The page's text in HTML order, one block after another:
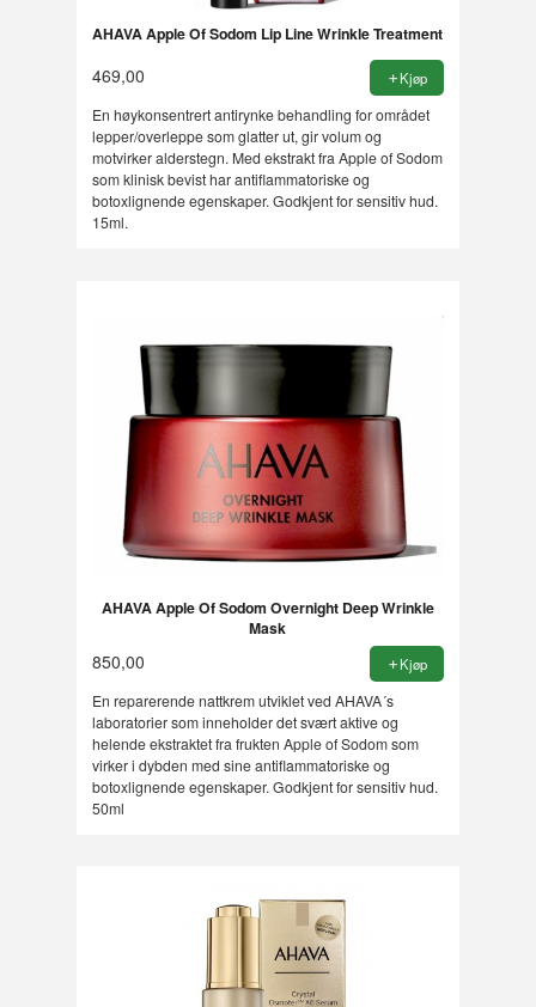
AHAVA Apple Of Sodom Lip Line Wrinkle Treatment
469,00 Kjøp
En høykonsentrert antirynke behandling for området
lepper/overleppe som glatter ut, gir volum og
motvirker alderstegn. Med ekstrakt fra Apple of Sodom
som klinisk bevist har antiflammatoriske og
botoxlignende egenskaper. Godkjent for sensitiv hud.
15ml.
AHAVA Apple Of Sodom Overnight Deep Wrinkle
Mask
850,00 Kjøp
En reparerende nattkrem utviklet ved AHAVA´s
laboratorier som inneholder det svært aktive og
helende ekstraktet fra frukten Apple of Sodom som
virker i dybden med sine antiflammatoriske og
botoxlignende egenskaper. Godkjent for sensitiv hud.
50ml